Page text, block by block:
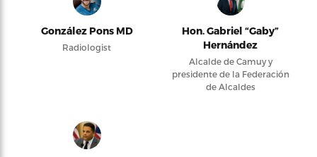
González Pons MD
Radiologist
Hon. Gabriel “Gaby”
Hernández
Alcalde de Camuy y
presidente de la Federación
de Alcaldes